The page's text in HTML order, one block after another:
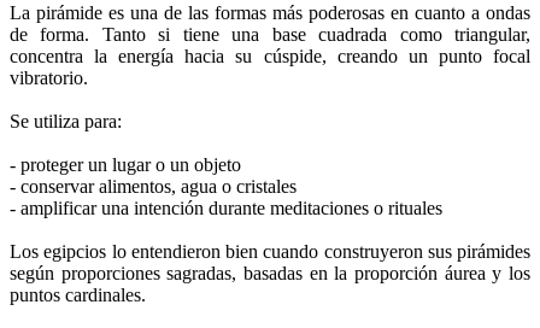
La pirámide es una de las formas más poderosas en cuanto a ondas
de forma. Tanto si tiene una base cuadrada como triangular,
concentra la energía hacia su cúspide, creando un punto focal
vibratorio.
Se utiliza para:
- proteger un lugar o un objeto
- conservar alimentos, agua o cristales
- amplificar una intención durante meditaciones o rituales
Los egipcios lo entendieron bien cuando construyeron sus pirámides
según proporciones sagradas, basadas en la proporción áurea y los
puntos cardinales.